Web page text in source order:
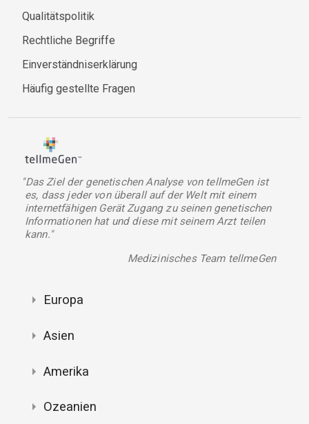
Qualitätspolitik
Rechtliche Begriffe
Einverständniserklärung
Häufig gestellte Fragen
"Das Ziel der genetischen Analyse von tellmeGen ist
es, dass jeder von überall auf der Welt mit einem
internetfähigen Gerät Zugang zu seinen genetischen
Informationen hat und diese mit seinem Arzt teilen
kann."
Medizinisches Team tellmeGen
Europa
Asien
Amerika
Ozeanien